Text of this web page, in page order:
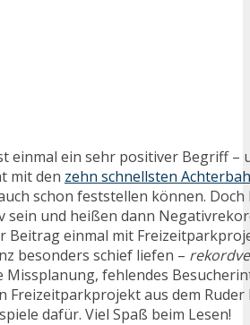
einmal ein sehr positiver Begriff –
mit den zehn schnellsten
schon feststellen können.
sein und heißen dann
Beitrag einmal mit
besonders schief liefen –
Missplanung, fehlendes
Freizeitparkprojekt aus dem
dafür. Viel Spaß beim Lesen!